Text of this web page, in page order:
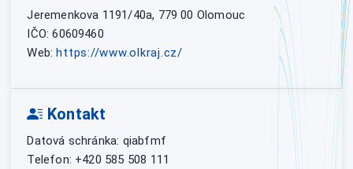
Jeremenkova 1191/40a, 779 00 Olomouc
IČO: 60609460
Web: https://www.olkraj.cz/
Kontakt
Datová schránka: qiabfmf
Telefon: +420 585 508 111